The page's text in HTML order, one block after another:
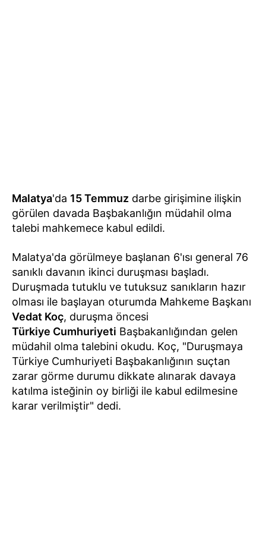
Malatya'da 15 Temmuz darbe girişimine ilişkin
görülen davada Başbakanlığın müdahil olma
talebi mahkemece kabul edildi.
Malatya'da görülmeye başlanan 6'ısı general 76
sanıklı davanın ikinci duruşması başladı.
Duruşmada tutuklu ve tutuksuz sanıkların hazır
olması ile başlayan oturumda Mahkeme Başkanı
Vedat Koç, duruşma öncesi
Türkiye Cumhuriyeti Başbakanlığından gelen
müdahil olma talebini okudu. Koç, "Duruşmaya
Türkiye Cumhuriyeti Başbakanlığının suçtan
zarar görme durumu dikkate alınarak davaya
katılma isteğinin oy birliği ile kabul edilmesine
karar verilmiştir" dedi.